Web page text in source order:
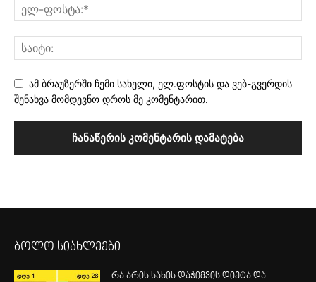
ამ ბრაუზერში ჩემი სახელი, ელ.ფოსტის და ვებ-გვერდის
შენახვა მომდევნო დროს მე კომენტარით.
ბოლო სიახლეები
რა არის სახის დაჭიმვის დიეტა და